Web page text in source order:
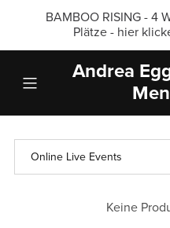
BAMBOO RISING - 4
Plätze - hier
Andrea
Keine